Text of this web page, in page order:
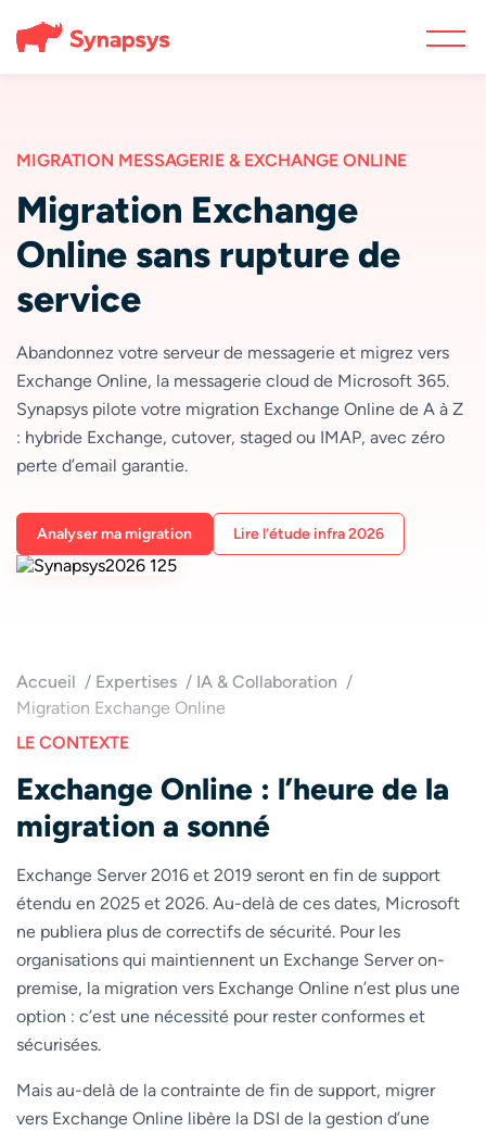
MIGRATION MESSAGERIE & EXCHANGE ONLINE
Migration Exchange
Online sans rupture de
service
Abandonnez votre serveur de messagerie et migrez vers
Exchange Online, la messagerie cloud de Microsoft 365.
Synapsys pilote votre migration Exchange Online de A à Z
: hybride Exchange, cutover, staged ou IMAP, avec zéro
perte d’email garantie.
Analyser ma migration Lire l’étude infra 2026
Accueil Expertises
IA & Collaboration
Migration Exchange Online
LE CONTEXTE
Exchange Online : l’heure de la
migration a sonné
Exchange Server 2016 et 2019 seront en fin de support
étendu en 2025 et 2026. Au-delà de ces dates, Microsoft
ne publiera plus de correctifs de sécurité. Pour les
organisations qui maintiennent un Exchange Server on-
premise, la migration vers Exchange Online n’est plus une
option : c’est une nécessité pour rester conformes et
sécurisées.
Mais au-delà de la contrainte de fin de support, migrer
vers Exchange Online libère la DSI de la gestion d’une